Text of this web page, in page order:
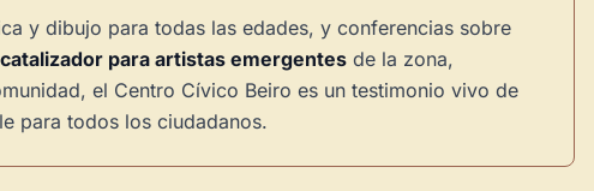
y dibujo para todas las edades, y conferencias sobre
catalizador para artistas emergentes de la zona,
el Centro Cívico Beiro es un testimonio vivo de
para todos los ciudadanos.